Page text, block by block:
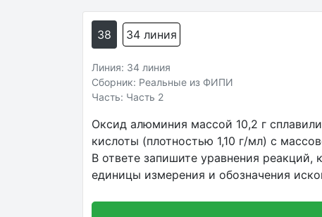
38 34 линия
Линия: 34 линия
Сборник: Реальные из ФИПИ
Часть: Часть 2
Оксид алюминия массой 10,2 г
кислоты (плотностью 1,10 г/мл) с
В ответе запишите уравнения
единицы измерения и обозначения